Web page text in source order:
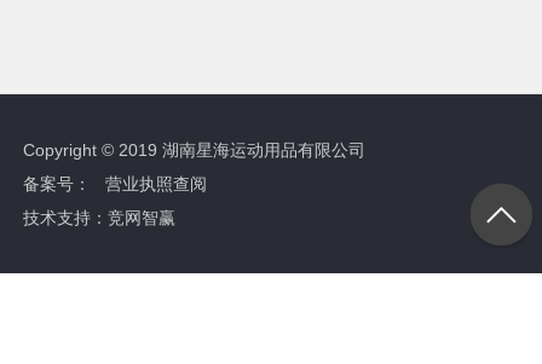
Copyright © 2019 湖南星海运动用品有限公司
备案号：
营业执照查阅
技术支持：竞网智赢